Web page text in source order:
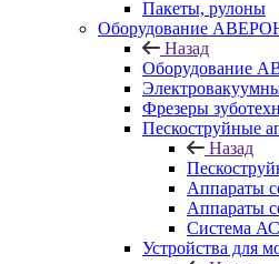
Пакеты, рулоны
Оборудование
Назад
Оборудование
Фрезеры
Пескоструйные
Назад
Аппараты
Аппараты
Система
Устройства для